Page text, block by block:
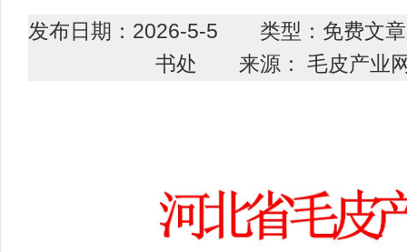
发布日期：2026-5-5 类型：免费文
书处 来源： 毛皮产